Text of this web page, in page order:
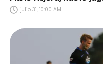
julio 31, 10:00 AM